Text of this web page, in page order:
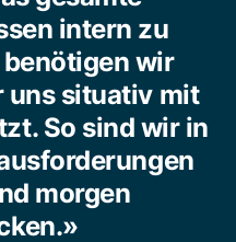
intern zu
benötigen wir
uns situativ mit
So sind wir in
morgen